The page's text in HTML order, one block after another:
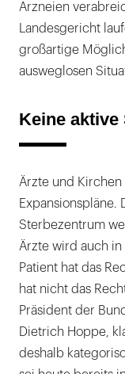
Arzneien
Landesgericht
großartige
ausweglosen
Keine aktive
Ärzte und
Expansionspläne.
Sterbezentrum
Ärzte wird auch
Patient hat das
hat nicht das
Präsident der
Dietrich Hoppe,
deshalb